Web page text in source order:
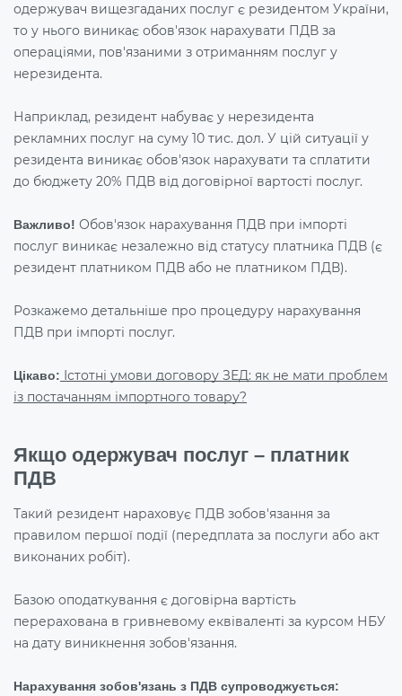
одержувач вищезгаданих послуг є резидентом України,
то у нього виникає обов'язок нарахувати ПДВ за
операціями, пов'язаними з отриманням послуг у
нерезидента.
Наприклад, резидент набуває у нерезидента
рекламних послуг на суму 10 тис. дол. У цій ситуації у
резидента виникає обов'язок нарахувати та сплатити
до бюджету 20% ПДВ від договірної вартості послуг.
Важливо! Обов'язок нарахування ПДВ при імпорті
послуг виникає незалежно від статусу платника ПДВ (є
резидент платником ПДВ або не платником ПДВ).
Розкажемо детальніше про процедуру нарахування
ПДВ при імпорті послуг.
Цікаво: Істотні умови договору ЗЕД: як не мати проблем
із постачанням імпортного товару?
Якщо одержувач послуг – платник
ПДВ
Такий резидент нараховує ПДВ зобов'язання за
правилом першої події (передплата за послуги або акт
виконаних робіт).
Базою оподаткування є договірна вартість
перерахована в гривневому еквіваленті за курсом НБУ
на дату виникнення зобов'язання.
Нарахування зобов'язань з ПДВ супроводжується: